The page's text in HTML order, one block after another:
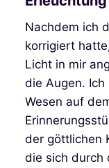
Nachdem ich
korrigiert
Licht in mir
die Augen.
Wesen auf
der göttlichen
die sich durch